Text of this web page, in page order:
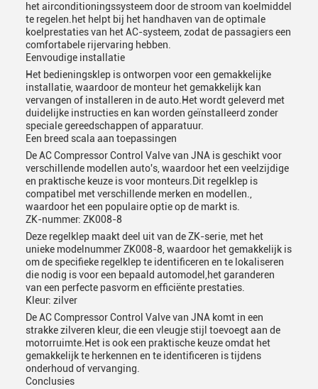
Laat een bericht achter
We bellen je snel terug!
het airconditioningssysteem door de stroom van koelmiddel
te regelen.het helpt bij het handhaven van de optimale
koelprestaties van het AC-systeem, zodat de passagiers een
comfortabele rijervaring hebben.
Eenvoudige installatie
Het bedieningsklep is ontworpen voor een gemakkelijke
installatie, waardoor de monteur het gemakkelijk kan
vervangen of installeren in de auto.Het wordt geleverd met
duidelijke instructies en kan worden geïnstalleerd zonder
speciale gereedschappen of apparatuur.
Een breed scala aan toepassingen
De AC Compressor Control Valve van JNA is geschikt voor
verschillende modellen auto's, waardoor het een veelzijdige
en praktische keuze is voor monteurs.Dit regelklep is
compatibel met verschillende merken en modellen.,
waardoor het een populaire optie op de markt is.
ZK-nummer: ZK008-8
Deze regelklep maakt deel uit van de ZK-serie, met het
unieke modelnummer ZK008-8, waardoor het gemakkelijk is
om de specifieke regelklep te identificeren en te lokaliseren
die nodig is voor een bepaald automodel,het garanderen
van een perfecte pasvorm en efficiënte prestaties.
Kleur: zilver
De AC Compressor Control Valve van JNA komt in een
strakke zilveren kleur, die een vleugje stijl toevoegt aan de
motorruimte.Het is ook een praktische keuze omdat het
gemakkelijk te herkennen en te identificeren is tijdens
onderhoud of vervanging.
Conclusies